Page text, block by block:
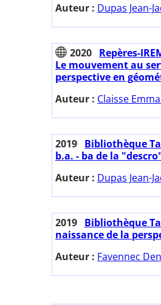
Auteur : Dupas Jean-
2020 Repères-
Le mouvement au
perspective en
Auteur : Claisse
2019 Bibliothèque
b.a. - ba de la
Auteur : Dupas Jean-
2019 Bibliothèque
naissance de la
Auteur : Favennec